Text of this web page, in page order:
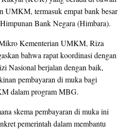
UMKM, termasuk empat bank besar
Bank Negara (Himbara).
Kementerian UMKM, Riza
bahwa rapat koordinasi dengan
Nasional berjalan dengan baik,
pembayaran di muka bagi
dalam program MBG.
skema pembayaran di muka ini
pemerintah dalam membantu